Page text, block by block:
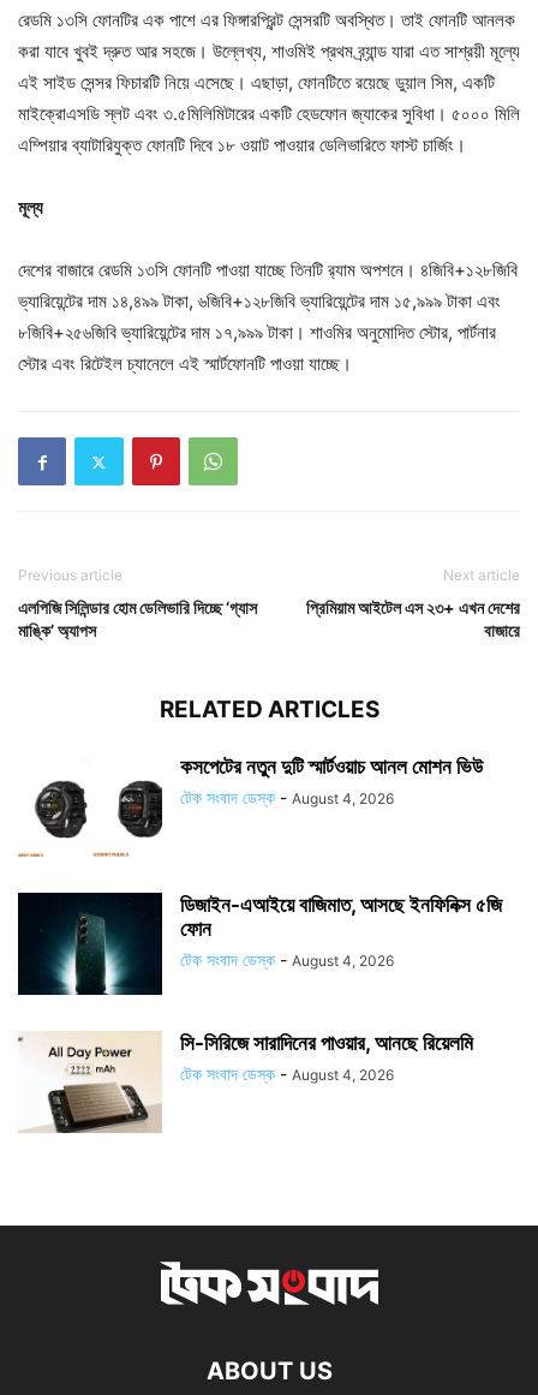
রেডমি ১৩সি ফোনটির এক পাশে এর ফিঙ্গারপ্রিন্ট সেন্সরটি অবস্থিত। তাই ফোনটি আনলক
করা যাবে খুবই দ্রুত আর সহজে। উল্লেখ্য, শাওমিই প্রথম ব্র্যান্ড যারা এত সাশ্রয়ী মূল্যে
এই সাইড সেন্সর ফিচারটি নিয়ে এসেছে। এছাড়া, ফোনটিতে রয়েছে ডুয়াল সিম, একটি
মাইক্রোএসডি স্লট এবং ৩.৫মিলিমিটারের একটি হেডফোন জ্যাকের সুবিধা। ৫০০০ মিলি
এম্পিয়ার ব্যাটারিযুক্ত ফোনটি দিবে ১৮ ওয়াট পাওয়ার ডেলিভারিতে ফাস্ট চার্জিং।
মূল্য
দেশের বাজারে রেডমি ১৩সি ফোনটি পাওয়া যাচ্ছে তিনটি র‌্যাম অপশনে। ৪জিবি+১২৮জিবি
ভ্যারিয়েন্টের দাম ১৪,৪৯৯ টাকা, ৬জিবি+১২৮জিবি ভ্যারিয়েন্টের দাম ১৫,৯৯৯ টাকা এবং
৮জিবি+২৫৬জিবি ভ্যারিয়েন্টের দাম ১৭,৯৯৯ টাকা। শাওমির অনুমোদিত স্টোর, পার্টনার
স্টোর এবং রিটেইল চ্যানেলে এই স্মার্টফোনটি পাওয়া যাচ্ছে।
Previous article
এলপিজি সিলিন্ডার হোম ডেলিভারি দিচ্ছে ‘গ্যাস
মাঙ্কি’ অ্যাপস
Next article
প্রিমিয়াম আইটেল এস ২৩+ এখন দেশের
বাজারে
RELATED ARTICLES
কসপেটের নতুন দুটি স্মার্টওয়াচ আনল মোশন ভিউ
টেক সংবাদ ডেস্ক - August 4, 2026
ডিজাইন-এআইয়ে বাজিমাত, আসছে ইনফিনিক্স ৫জি
ফোন
টেক সংবাদ ডেস্ক - August 4, 2026
সি-সিরিজে সারাদিনের পাওয়ার, আনছে রিয়েলমি
টেক সংবাদ ডেস্ক - August 4, 2026
ABOUT US